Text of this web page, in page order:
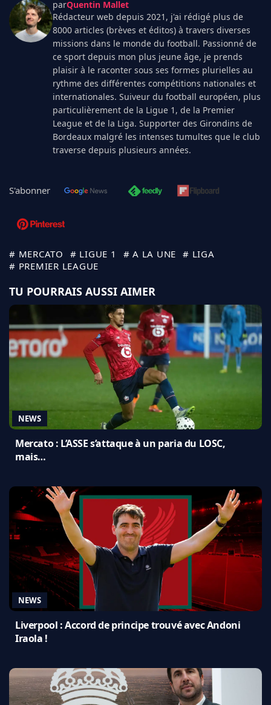
parQuentin Mallet
Rédacteur web depuis 2021, j'ai rédigé plus de
8000 articles (brèves et éditos) à travers diverses
missions dans le monde du football. Passionné de
ce sport depuis mon plus jeune âge, je prends
plaisir à le raconter sous ses formes plurielles au
rythme des différentes compétitions nationales et
internationales. Suiveur du football européen, plus
particulièrement de la Ligue 1, de la Premier
League et de la Liga. Supporter des Girondins de
Bordeaux malgré les intenses tumultes que le club
traverse depuis plusieurs années.
S'abonner
# MERCATO # LIGUE 1 # A LA UNE
# LIGA
# PREMIER LEAGUE
TU POURRAIS AUSSI AIMER
NEWS
Mercato : L’ASSE s’attaque à un paria du LOSC,
mais…
NEWS
Liverpool : Accord de principe trouvé avec Andoni
Iraola !